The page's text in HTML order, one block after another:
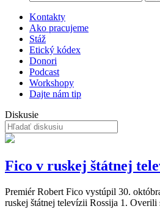
Kontakty
Ako pracujeme
Stáž
Etický kódex
Donori
Podcast
Workshopy
Dajte nám tip
Diskusie
Fico v ruskej štátnej
Premiér Robert Fico vystúpil 30.
ruskej štátnej televízii Rossija 1. Overili